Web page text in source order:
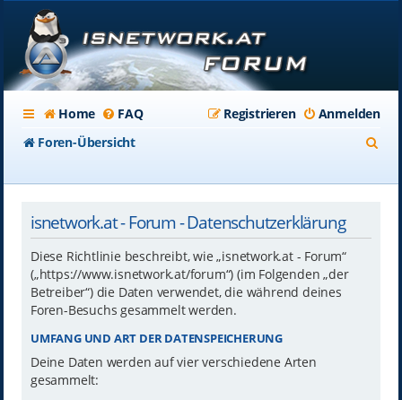
Home FAQ Anmelden
Registrieren
Foren-Übersicht
isnetwork.at - Forum - Datenschutzerklärung
Diese Richtlinie beschreibt, wie „isnetwork.at - Forum“
(„https://www.isnetwork.at/forum“) (im Folgenden „der
Betreiber“) die Daten verwendet, die während deines
Foren-Besuchs gesammelt werden.
UMFANG UND ART DER DATENSPEICHERUNG
Deine Daten werden auf vier verschiedene Arten
gesammelt: